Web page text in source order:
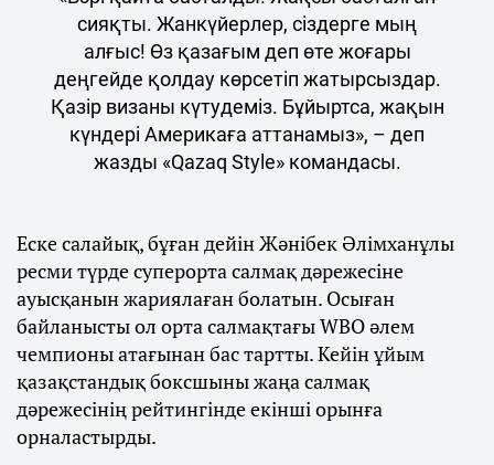
сияқты. Жанкүйерлер, сіздерге мың
алғыс! Өз қазағым деп өте жоғары
деңгейде қолдау көрсетіп жатырсыздар.
Қазір визаны күтудеміз. Бұйыртса, жақын
күндері Америкаға аттанамыз», – деп
жазды «Qazaq Style» командасы.
Еске салайық, бұған дейін Жәнібек Әлімханұлы
ресми түрде суперорта салмақ дәрежесіне
ауысқанын жариялаған болатын. Осыған
байланысты ол орта салмақтағы WBO әлем
чемпионы атағынан бас тартты. Кейін ұйым
қазақстандық боксшыны жаңа салмақ
дәрежесінің рейтингінде екінші орынға
орналастырды.